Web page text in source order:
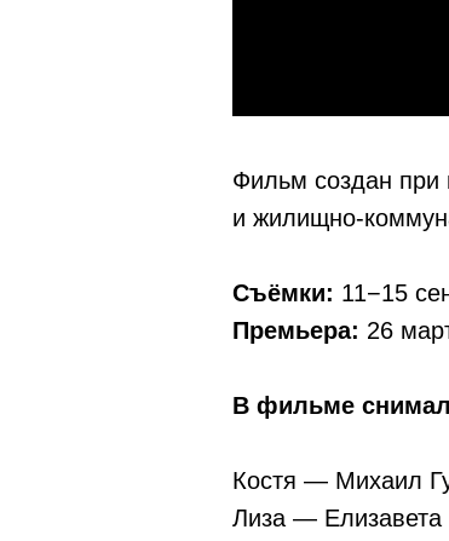
Фильм создан при
и жилищно-
Съёмки: 11−15
Премьера: 26
В фильме
Костя — Михаил
Лиза — Елизавета